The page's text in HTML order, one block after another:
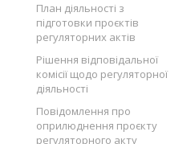
План діяльності з
підготовки проєктів
регуляторних актів
Рішення відповідальної
комісії щодо регуляторної
діяльності
Повідомлення про
оприлюднення проєкту
регуляторного акту